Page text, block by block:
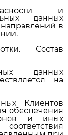
и
данных
в
Состав
данных
на
Клиентов
обеспечения
и иных